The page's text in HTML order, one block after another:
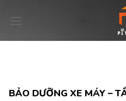
BẢO DƯỠNG XE MÁY –